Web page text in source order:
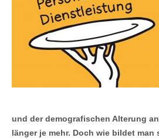
und der demografischen Alterung
länger je mehr. Doch wie bildet